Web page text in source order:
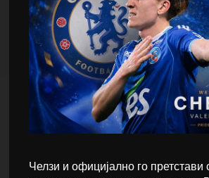
Челзи и официјално го претстави